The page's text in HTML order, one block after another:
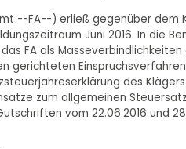
--FA--) erließ gegenüber dem
Juni 2016. In die
FA als
gerichteten
des
zum allgemeinen
vom 22.06.2016 und